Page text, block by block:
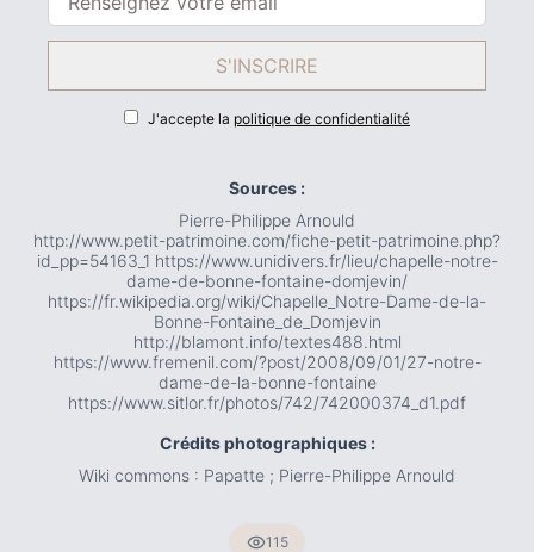
S'INSCRIRE
J'accepte la politique de confidentialité
Sources :
Pierre-Philippe Arnould
http://www.petit-patrimoine.com/fiche-petit-patrimoine.php?
id_pp=54163_1 https://www.unidivers.fr/lieu/chapelle-notre-
dame-de-bonne-fontaine-domjevin/
https://fr.wikipedia.org/wiki/Chapelle_Notre-Dame-de-la-
Bonne-Fontaine_de_Domjevin
http://blamont.info/textes488.html
https://www.fremenil.com/?post/2008/09/01/27-notre-
dame-de-la-bonne-fontaine
https://www.sitlor.fr/photos/742/742000374_d1.pdf
Crédits photographiques :
Wiki commons : Papatte ; Pierre-Philippe Arnould
115